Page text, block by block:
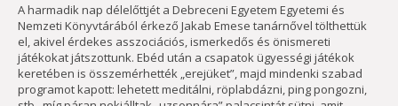
A harmadik nap délelőttjét a Debreceni Egyetem Egyetemi és
Nemzeti Könyvtárából érkező Jakab Emese tanárnővel tölthettük
el, akivel érdekes asszociációs, ismerkedős és önismereti
játékokat játszottunk. Ebéd után a csapatok ügyességi játékok
keretében is összemérhették „erejüket”, majd mindenki szabad
programot kapott: lehetett meditálni, röplabdázni, ping pongozni,